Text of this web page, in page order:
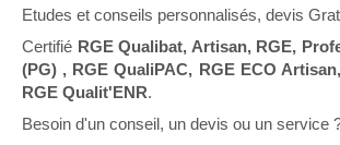
Etudes et conseils personnalisés, devis
Certifié RGE Qualibat, Artisan, RGE,
(PG) , RGE QualiPAC, RGE ECO
RGE Qualit'ENR.
Besoin d'un conseil, un devis ou un service